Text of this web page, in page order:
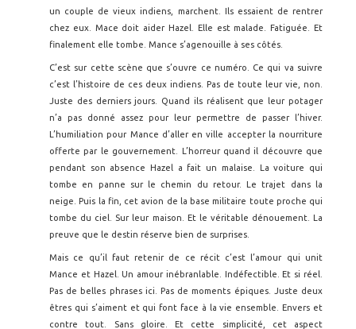
un couple de vieux indiens, marchent. Ils essaient de rentrer
chez eux. Mace doit aider Hazel. Elle est malade. Fatiguée. Et
finalement elle tombe. Mance s’agenouille à ses côtés.
C’est sur cette scène que s’ouvre ce numéro. Ce qui va suivre
c’est l’histoire de ces deux indiens. Pas de toute leur vie, non.
Juste des derniers jours. Quand ils réalisent que leur potager
n’a pas donné assez pour leur permettre de passer l’hiver.
L’humiliation pour Mance d’aller en ville accepter la nourriture
offerte par le gouvernement. L’horreur quand il découvre que
pendant son absence Hazel a fait un malaise. La voiture qui
tombe en panne sur le chemin du retour. Le trajet dans la
neige. Puis la fin, cet avion de la base militaire toute proche qui
tombe du ciel. Sur leur maison. Et le véritable dénouement. La
preuve que le destin réserve bien de surprises.
Mais ce qu’il faut retenir de ce récit c’est l’amour qui unit
Mance et Hazel. Un amour inébranlable. Indéfectible. Et si réel.
Pas de belles phrases ici. Pas de moments épiques. Juste deux
êtres qui s’aiment et qui font face à la vie ensemble. Envers et
contre tout. Sans gloire. Et cette simplicité, cet aspect